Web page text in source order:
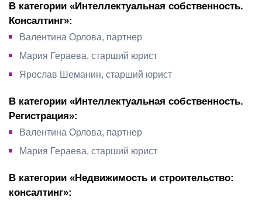
В категории «Интеллектуальная собственность.
Консалтинг»:
Валентина Орлова, партнер
Мария Гераева, старший юрист
Ярослав Шеманин, старший юрист
В категории «Интеллектуальная собственность.
Регистрация»:
Валентина Орлова, партнер
Мария Гераева, старший юрист
В категории «Недвижимость и строительство:
консалтинг»: